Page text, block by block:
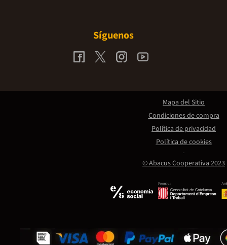
Síguenos
Promou:
© Abacus Cooperativa 2023
Mapa del Sitio
Condiciones de compra
Política de privacidad
Política de cookies